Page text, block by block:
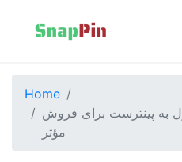
Home
به پینترست برای فروش
مؤثر